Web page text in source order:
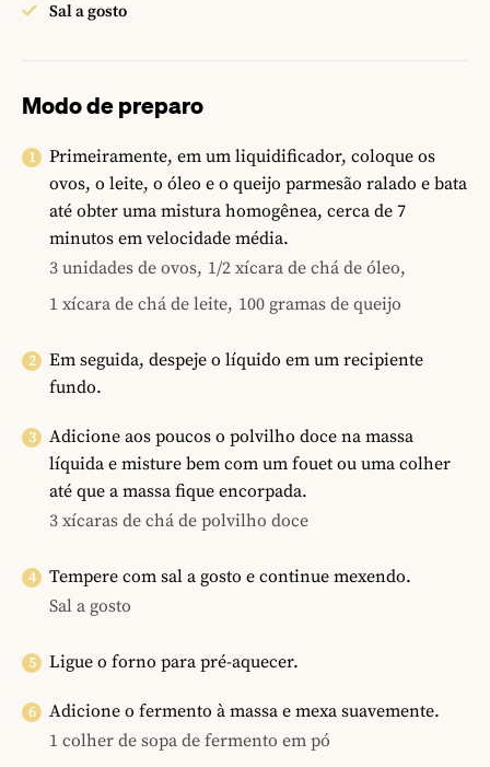
Sal a gosto
Modo de preparo
Primeiramente, em um liquidificador, coloque os
ovos, o leite, o óleo e o queijo parmesão ralado e bata
até obter uma mistura homogênea, cerca de 7
minutos em velocidade média.
3 unidades de ovos, 1/2 xícara de chá de óleo,
1 xícara de chá de leite, 100 gramas de queijo
Em seguida, despeje o líquido em um recipiente
fundo.
Adicione aos poucos o polvilho doce na massa
líquida e misture bem com um fouet ou uma colher
até que a massa fique encorpada.
3 xícaras de chá de polvilho doce
Tempere com sal a gosto e continue mexendo.
Sal a gosto
Ligue o forno para pré-aquecer.
Adicione o fermento à massa e mexa suavemente.
1 colher de sopa de fermento em pó